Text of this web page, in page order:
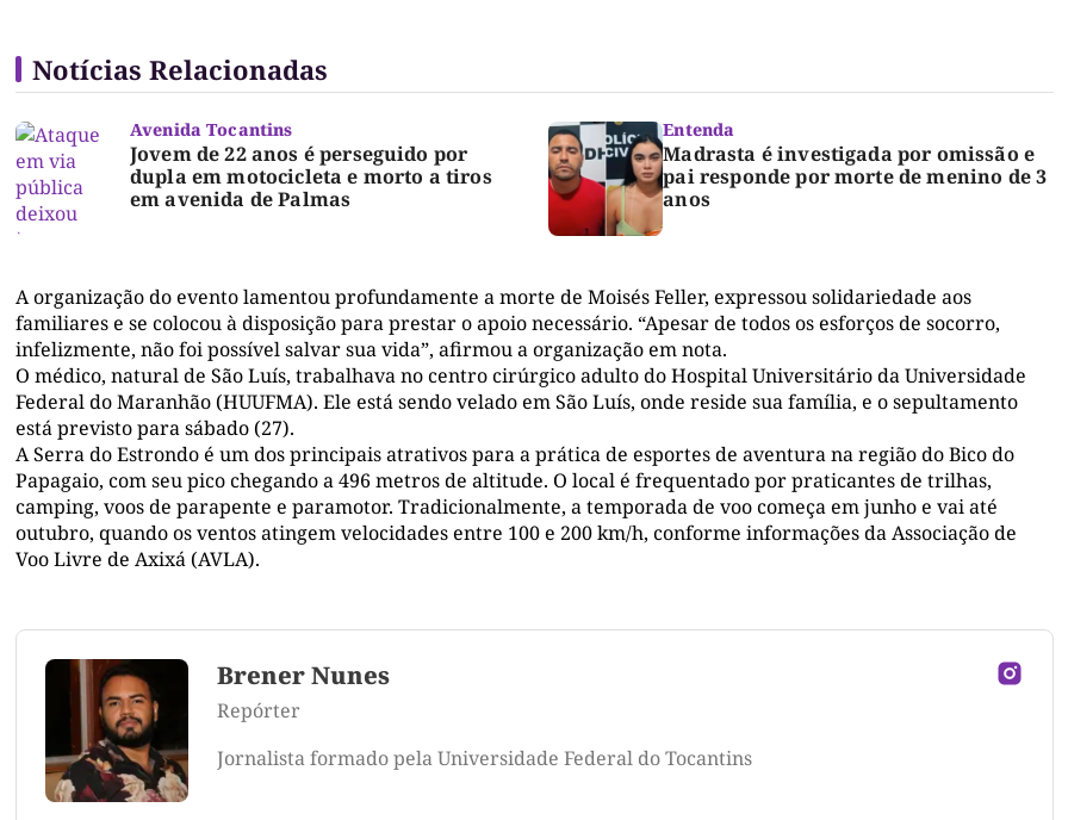
Notícias Relacionadas
Avenida Tocantins
Jovem de 22 anos é perseguido por
dupla em motocicleta e morto a tiros
em avenida de Palmas
Entenda
Madrasta é investigada por omissão e
pai responde por morte de menino de 3
anos
A organização do evento lamentou profundamente a morte de Moisés Feller, expressou solidariedade aos
familiares e se colocou à disposição para prestar o apoio necessário. “Apesar de todos os esforços de socorro,
infelizmente, não foi possível salvar sua vida”, afirmou a organização em nota.
O médico, natural de São Luís, trabalhava no centro cirúrgico adulto do Hospital Universitário da Universidade
Federal do Maranhão (HUUFMA). Ele está sendo velado em São Luís, onde reside sua família, e o sepultamento
está previsto para sábado (27).
A Serra do Estrondo é um dos principais atrativos para a prática de esportes de aventura na região do Bico do
Papagaio, com seu pico chegando a 496 metros de altitude. O local é frequentado por praticantes de trilhas,
camping, voos de parapente e paramotor. Tradicionalmente, a temporada de voo começa em junho e vai até
outubro, quando os ventos atingem velocidades entre 100 e 200 km/h, conforme informações da Associação de
Voo Livre de Axixá (AVLA).
Brener Nunes
Repórter
Jornalista formado pela Universidade Federal do Tocantins